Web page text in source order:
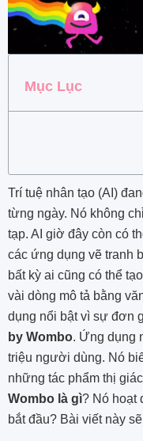
Mục Lục
Trí tuệ nhân tạo (AI)
từng ngày. Nó không
tạp. AI giờ đây còn có
các ứng dụng vẽ tranh
bất kỳ ai cũng có thể
vài dòng mô tả bằng
dụng nổi bật vì sự đơn
by Wombo. Ứng dụng
triệu người dùng. Nó
những tác phẩm thị
Wombo là gì? Nó hoạt
bắt đầu? Bài viết này